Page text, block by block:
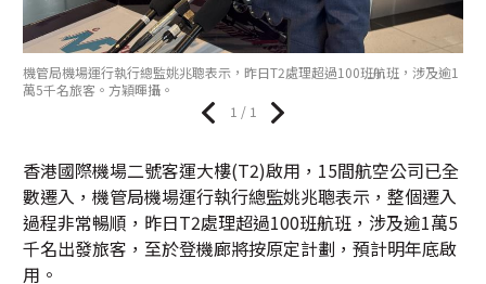
機管局機場運行執行總監姚兆聰表示，昨日T2處理超過100班航班，涉及逾1
萬5千名旅客。方穎暉攝。
1 / 1
香港國際機場二號客運大樓(T2)啟用，15間航空公司已全
數遷入，機管局機場運行執行總監姚兆聰表示，整個遷入
過程非常暢順，昨日T2處理超過100班航班，涉及逾1萬5
千名出發旅客，至於登機廊將按原定計劃，預計明年底啟
用。